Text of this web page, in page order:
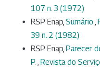
107 n. 3 (1972)
RSP Enap, Sumário
39 n. 2 (1982)
RSP Enap, Parecer
P. Revista do